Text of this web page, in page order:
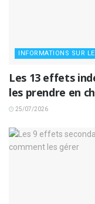
INFORMATIONS SUR
Les 13 effets
les prendre en
25/07/2026